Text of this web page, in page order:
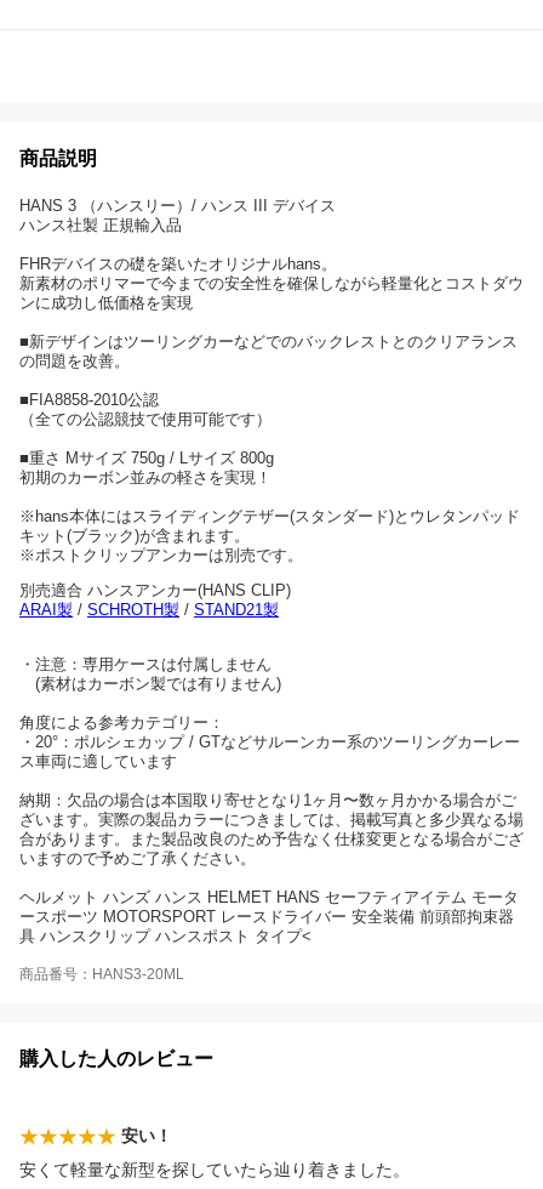
商品説明
HANS 3 （ハンスリー）/ ハンス III デバイス
ハンス社製 正規輸入品
FHRデバイスの礎を築いたオリジナルhans。
新素材のポリマーで今までの安全性を確保しながら軽量化とコストダウ
ンに成功し低価格を実現
■新デザインはツーリングカーなどでのバックレストとのクリアランス
の問題を改善。
■FIA8858-2010公認
（全ての公認競技で使用可能です）
■重さ Mサイズ 750g / Lサイズ 800g
初期のカーボン並みの軽さを実現！
※hans本体にはスライディングテザー(スタンダード)とウレタンパッド
キット(ブラック)が含まれます。
※ポストクリップアンカーは別売です。
別売適合 ハンスアンカー(HANS CLIP)
ARAI製 / SCHROTH製 / STAND21製
・注意：専用ケースは付属しません
(素材はカーボン製では有りません)
角度による参考カテゴリー：
・20°：ポルシェカップ / GTなどサルーンカー系のツーリングカーレー
ス車両に適しています
納期：欠品の場合は本国取り寄せとなり1ヶ月〜数ヶ月かかる場合がご
ざいます。実際の製品カラーにつきましては、掲載写真と多少異なる場
合があります。また製品改良のため予告なく仕様変更となる場合がござ
いますので予めご了承ください。
ヘルメット ハンズ ハンス HELMET HANS セーフティアイテム モータ
ースポーツ MOTORSPORT レースドライバー 安全装備 前頭部拘束器
具 ハンスクリップ ハンスポスト タイプ<
商品番号：HANS3-20ML
購入した人のレビュー
安い！
安くて軽量な新型を探していたら辿り着きました。